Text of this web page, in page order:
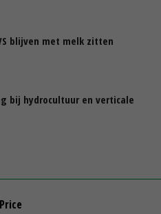
blijven met melk zitten
bij hydrocultuur en verticale